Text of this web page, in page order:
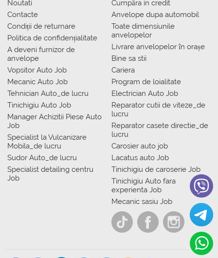
Noutati
Contacte
Condiții de returnare
Politica de confidențialitate
A deveni furnizor de
anvelope
Vopsitor Auto Job
Mecanic Auto Job
Tehnician Auto_de lucru
Tinichigiu Auto Job
Manager Achizitii Piese Auto
Job
Specialist la Vulcanizare
Mobila_de lucru
Sudor Auto_de lucru
Specialist detailing centru
Job
Сumpăra in credit
Anvelope dupa automobil
Toate dimensiunile
anvelopelor
Livrare anvelopelor în orașe
Bine sa stii
Cariera
Program de loialitate
Electrician Auto Job
Reparator cutii de viteze_de
lucru
Reparator casete directie_de
lucru
Carosier auto job
Lacatus auto Job
Tinichigiu de caroserie Job
Tinichigiu Auto fara
experienta Job
Mecanic sasiu Job